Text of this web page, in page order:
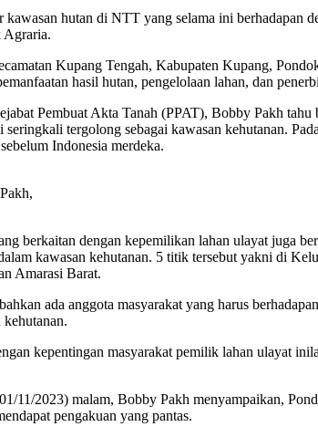
kawasan hutan di NTT yang selama ini
Agraria.
Kupang Tengah, Kabupaten Kupang,
hasil hutan, pengelolaan lahan, dan
Pembuat Akta Tanah (PPAT), Bobby Pakh
seringkali tergolong sebagai kawasan kehutanan.
Indonesia merdeka.
berkaitan dengan kepemilikan lahan ulayat juga
kawasan kehutanan. 5 titik tersebut yakni di
Amarasi Barat.
ada anggota masyarakat yang harus
kepentingan masyarakat pemilik lahan ulayat
11/2023) malam, Bobby Pakh menyampaikan,
pengakuan yang pantas.